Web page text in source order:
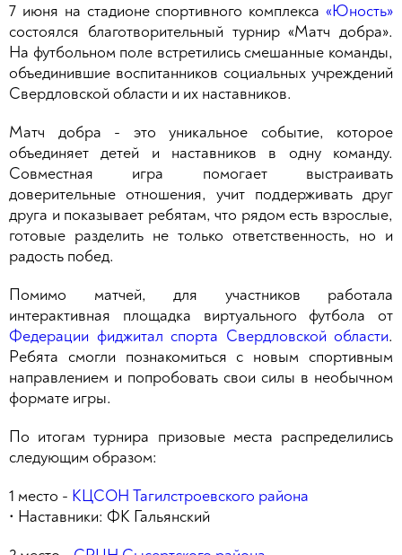
7 июня на стадионе спортивного комплекса «Юность»
состоялся благотворительный турнир «Матч добра».
На футбольном поле встретились смешанные команды,
объединившие воспитанников социальных учреждений
Свердловской области и их наставников.
Матч добра - это уникальное событие, которое
объединяет детей и наставников в одну команду.
Совместная игра помогает выстраивать
доверительные отношения, учит поддерживать друг
друга и показывает ребятам, что рядом есть взрослые,
готовые разделить не только ответственность, но и
радость побед.
Помимо матчей, для участников работала
интерактивная площадка виртуального футбола от
Федерации фиджитал спорта Свердловской области.
Ребята смогли познакомиться с новым спортивным
направлением и попробовать свои силы в необычном
формате игры.
По итогам турнира призовые места распределились
следующим образом:
1 место - КЦСОН Тагилстроевского района
• Наставники: ФК Гальянский